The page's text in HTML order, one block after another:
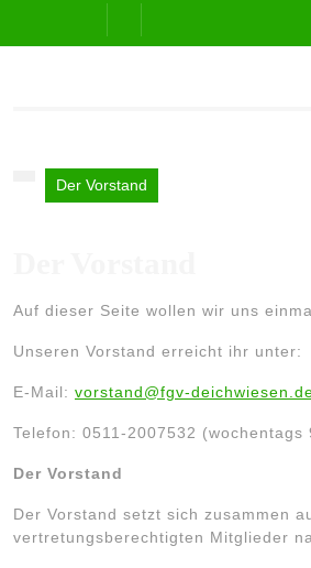
Open
Der Vorstand
Auf dieser Seite wollen wir uns
Unseren Vorstand erreicht ihr unter:
E-Mail: vorstand@fgv-
Telefon: 0511-2007532 (wochentags
Der Vorstand
Der Vorstand setzt sich zusammen
vertretungsberechtigten Mitglieder